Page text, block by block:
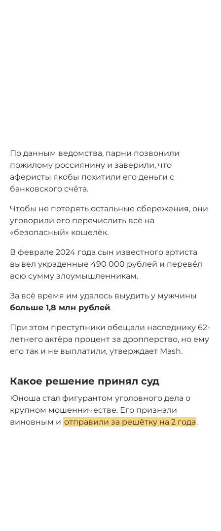
По данным ведомства, парни позвонили
пожилому россиянину и заверили, что
аферисты якобы похитили его деньги с
банковского счёта.
Чтобы не потерять остальные сбережения, они
уговорили его перечислить всё на
«безопасный» кошелёк.
В феврале 2024 года сын известного артиста
вывел украденные 490 000 рублей и перевёл
всю сумму злоумышленникам.
За всё время им удалось выудить у мужчины
больше 1,8 млн рублей.
При этом преступники обещали наследнику 62-
летнего актёра процент за дропперство, но ему
его так и не выплатили, утверждает Mash.
Какое решение принял суд
Юноша стал фигурантом уголовного дела о
крупном мошенничестве. Его признали
виновным и отправили за решётку на 2 года.